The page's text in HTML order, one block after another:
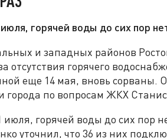
горячей воды до сих пор
и западных районов
отсутствия горячего
еще 14 мая, вновь сорваны.
города по вопросам ЖКХ
горячей воды до сих пор
уточнил, что 36 из них